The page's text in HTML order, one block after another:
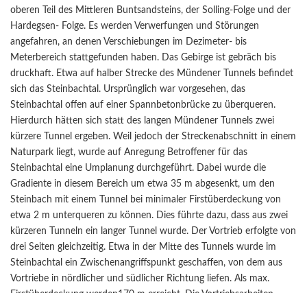
oberen Teil des Mittleren Buntsandsteins, der Solling-Folge und der
Hardegsen- Folge. Es werden Verwerfungen und Störungen
angefahren, an denen Verschiebungen im Dezimeter- bis
Meterbereich stattgefunden haben. Das Gebirge ist gebräch bis
druckhaft. Etwa auf halber Strecke des Mündener Tunnels befindet
sich das Steinbachtal. Ursprünglich war vorgesehen, das
Steinbachtal offen auf einer Spannbetonbrücke zu überqueren.
Hierdurch hätten sich statt des langen Mündener Tunnels zwei
kürzere Tunnel ergeben. Weil jedoch der Streckenabschnitt in einem
Naturpark liegt, wurde auf Anregung Betroffener für das
Steinbachtal eine Umplanung durchgeführt. Dabei wurde die
Gradiente in diesem Bereich um etwa 35 m abgesenkt, um den
Steinbach mit einem Tunnel bei minimaler Firstüberdeckung von
etwa 2 m unterqueren zu können. Dies führte dazu, dass aus zwei
kürzeren Tunneln ein langer Tunnel wurde. Der Vortrieb erfolgte von
drei Seiten gleichzeitig. Etwa in der Mitte des Tunnels wurde im
Steinbachtal ein Zwischenangriffspunkt geschaffen, von dem aus
Vortriebe in nördlicher und südlicher Richtung liefen. Als max.